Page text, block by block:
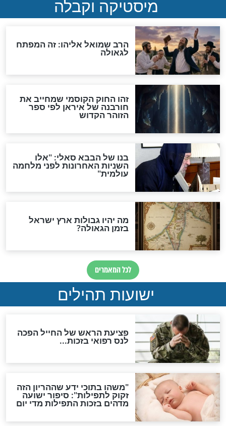
"לפני הגאולה תהיה אפיקורסות
והכחשה גדולה מאוד של
האמונה"
האם לאחר בוא המשיח יהיה
אפשר לחזור בתשובה?
לכל המאמרים
להמתקת הדינים וביטול
גזרות
סגולת ע"ב שמות הקודש
תפילה סגולית להמתקת
הדינים